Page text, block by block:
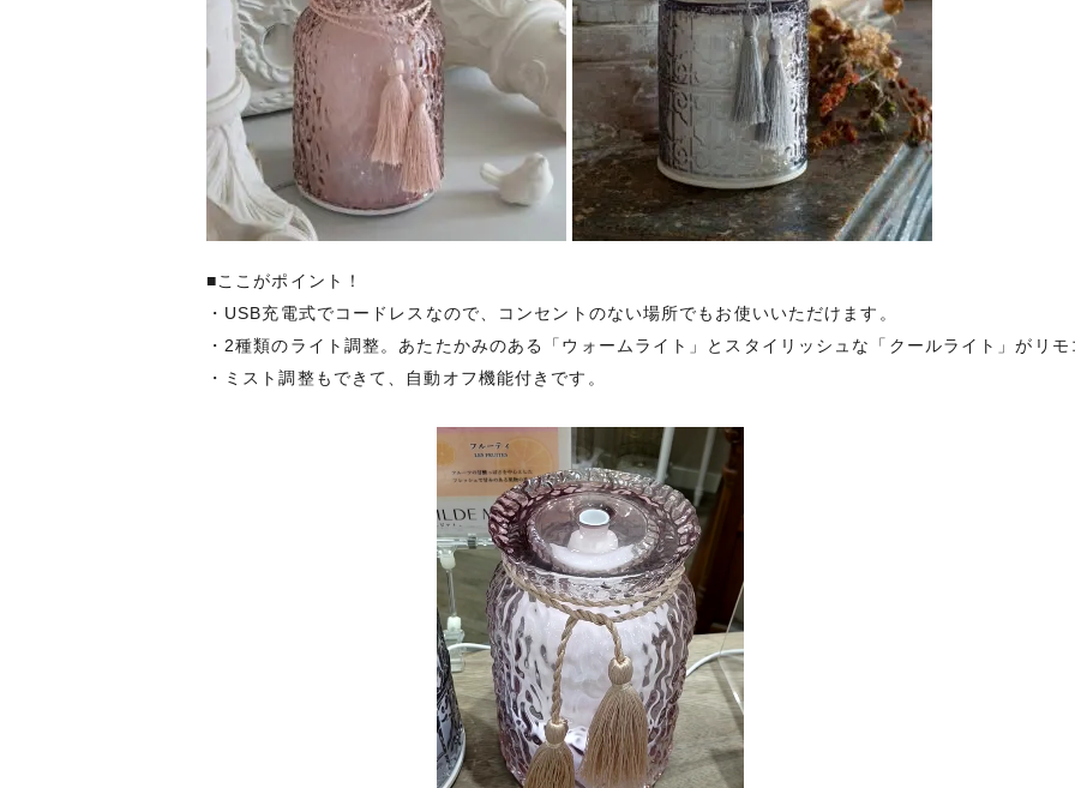
■ここがポイント！
・USB充電式でコードレスなので、コンセントのない場所でもお使いいただけます。
・2種類のライト調整。あたたかみのある「ウォームライト」とスタイリッシュな「クールライト」がリモ
・ミスト調整もできて、自動オフ機能付きです。